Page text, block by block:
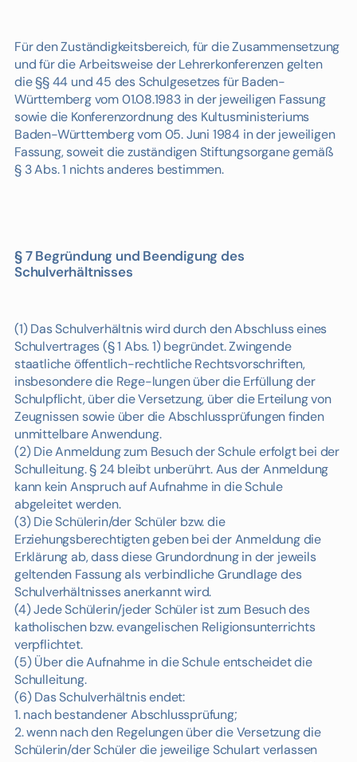
Für den Zuständigkeitsbereich, für die Zusammensetzung
und für die Arbeitsweise der Lehrerkonferenzen gelten
die §§ 44 und 45 des Schulgesetzes für Baden-
Württemberg vom 01.08.1983 in der jeweiligen Fassung
sowie die Konferenzordnung des Kultusministeriums
Baden-Württemberg vom 05. Juni 1984 in der jeweiligen
Fassung, soweit die zuständigen Stiftungsorgane gemäß
§ 3 Abs. 1 nichts anderes bestimmen.
§ 7 Begründung und Beendigung des
Schulverhältnisses
(1) Das Schulverhältnis wird durch den Abschluss eines
Schulvertrages (§ 1 Abs. 1) begründet. Zwingende
staatliche öffentlich-rechtliche Rechtsvorschriften,
insbesondere die Rege-lungen über die Erfüllung der
Schulpflicht, über die Versetzung, über die Erteilung von
Zeugnissen sowie über die Abschlussprüfungen finden
unmittelbare Anwendung.
(2) Die Anmeldung zum Besuch der Schule erfolgt bei der
Schulleitung. § 24 bleibt unberührt. Aus der Anmeldung
kann kein Anspruch auf Aufnahme in die Schule
abgeleitet werden.
(3) Die Schülerin/der Schüler bzw. die
Erziehungsberechtigten geben bei der Anmeldung die
Erklärung ab, dass diese Grundordnung in der jeweils
geltenden Fassung als verbindliche Grundlage des
Schulverhältnisses anerkannt wird.
(4) Jede Schülerin/jeder Schüler ist zum Besuch des
katholischen bzw. evangelischen Religionsunterrichts
verpflichtet.
(5) Über die Aufnahme in die Schule entscheidet die
Schulleitung.
(6) Das Schulverhältnis endet:
1. nach bestandener Abschlussprüfung;
2. wenn nach den Regelungen über die Versetzung die
Schülerin/der Schüler die jeweilige Schulart verlassen